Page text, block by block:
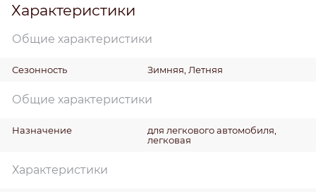
Характеристики
Общие характеристики
Сезонность Зимняя, Летняя
Общие характеристики
Назначение
для легкового автомобиля,
легковая
Характеристики